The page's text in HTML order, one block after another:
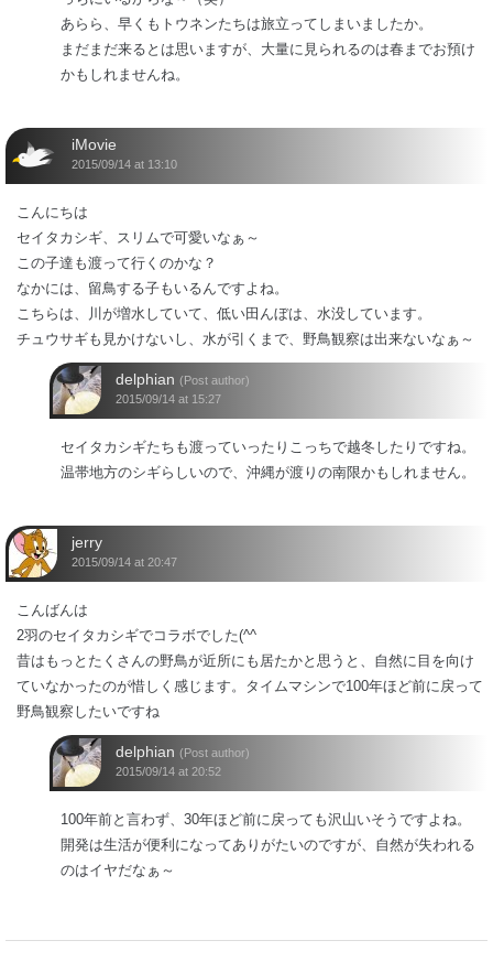
あらら、早くもトウネンたちは旅立ってしまいましたか。
まだまだ来るとは思いますが、大量に見られるのは春までお預け
かもしれませんね。
iMovie
2015/09/14 at 13:10
こんにちは
セイタカシギ、スリムで可愛いなぁ～
この子達も渡って行くのかな？
なかには、留鳥する子もいるんですよね。
こちらは、川が増水していて、低い田んぼは、水没しています。
チュウサギも見かけないし、水が引くまで、野鳥観察は出来ないなぁ～
delphian (Post author)
2015/09/14 at 15:27
セイタカシギたちも渡っていったりこっちで越冬したりですね。
温帯地方のシギらしいので、沖縄が渡りの南限かもしれません。
jerry
2015/09/14 at 20:47
こんばんは
2羽のセイタカシギでコラボでした(^^
昔はもっとたくさんの野鳥が近所にも居たかと思うと、自然に目を向け
ていなかったのが惜しく感じます。タイムマシンで100年ほど前に戻って
野鳥観察したいですね
delphian (Post author)
2015/09/14 at 20:52
100年前と言わず、30年ほど前に戻っても沢山いそうですよね。
開発は生活が便利になってありがたいのですが、自然が失われる
のはイヤだなぁ～